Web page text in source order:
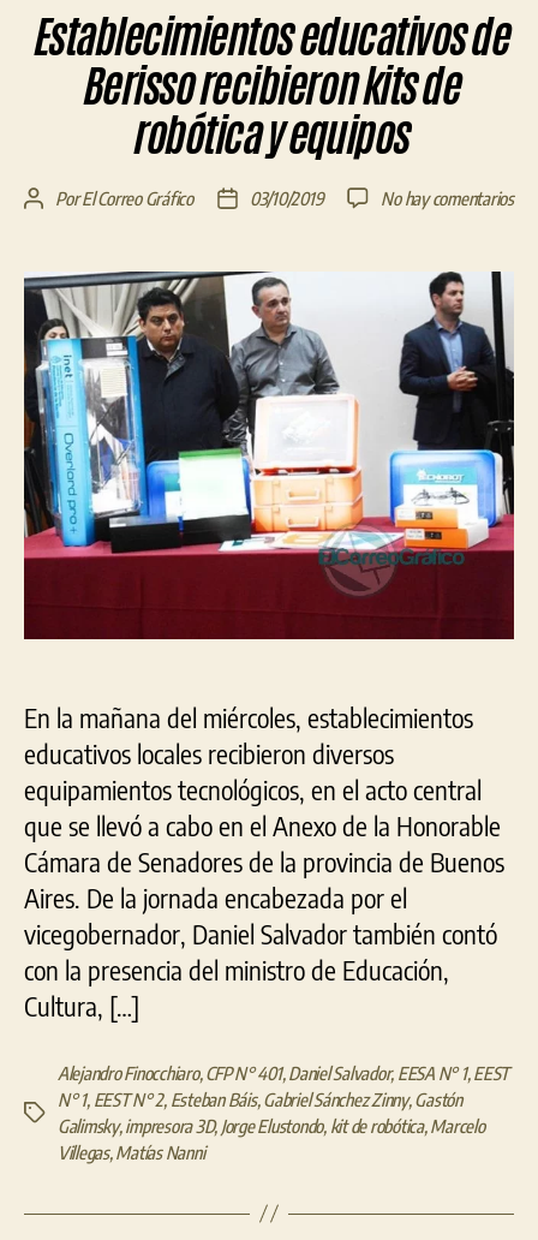
Establecimientos educativos de
Berisso recibieron kits de
robótica y equipos
Autor
entrada
PorEl Correo Gráfico
Fecha
entrada
03/10/2019 No hay comentariosen
de
En la mañana del miércoles, establecimientos
educativos locales recibieron diversos
equipamientos tecnológicos, en el acto central
que se llevó a cabo en el Anexo de la Honorable
Cámara de Senadores de la provincia de Buenos
Aires. De la jornada encabezada por el
vicegobernador, Daniel Salvador también contó
con la presencia del ministro de Educación,
Cultura, […]
Etiquetas
Alejandro Finocchiaro, CFP N° 401, Daniel Salvador, EESA N° 1, EEST
N° 1, EEST N° 2, Esteban Báis, Gabriel Sánchez Zinny, Gastón
Galimsky, impresora 3D, Jorge Elustondo, kit de robótica, Marcelo
Villegas, Matías Nanni